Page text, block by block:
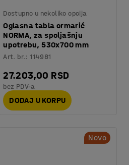
Dostupno u nekoliko opcija
Oglasna tabla ormarić
NORMA, za spoljašnju
upotrebu, 530x700 mm
Art. br.:114981
27.203,00 RSD
bez PDV-a
DODAJ U KORPU
Novo